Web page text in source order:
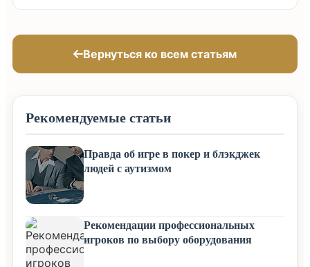
Вернуться ко всем статьям
Рекомендуемые статьи
Правда об игре в покер и блэкджек
людей с аутизмом
Рекомендации профессиональных
игроков по выбору оборудования